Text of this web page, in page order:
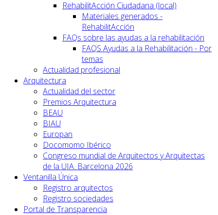
RehabilitAcción Ciudadana (local)
Materiales generados -
RehabilitAcción
FAQs sobre las ayudas a la rehabilitación
FAQS Ayudas a la Rehabilitación - Por
temas
Actualidad profesional
Arquitectura
Actualidad del sector
Premios Arquitectura
BEAU
BIAU
Europan
Docomomo Ibérico
Congreso mundial de Arquitectos y Arquitectas
de la UIA. Barcelona 2026
Ventanilla Única
Registro arquitectos
Registro sociedades
Portal de Transparencia